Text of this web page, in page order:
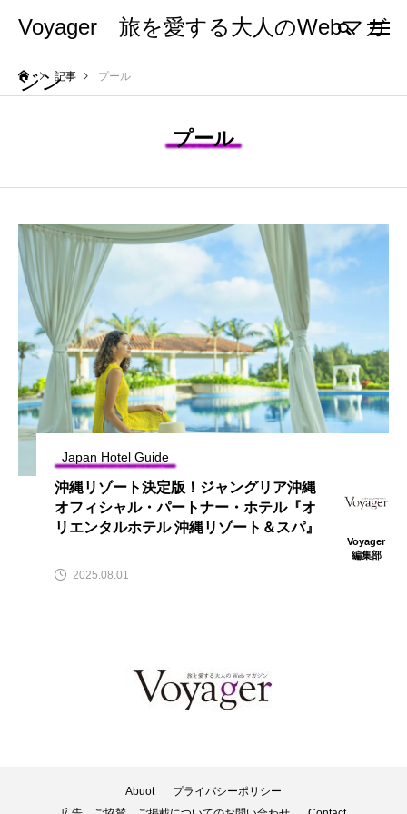
Voyager 旅を愛する大人のWebマガ
ジン記事 プール
プール
Japan Hotel Guide
沖縄リゾート決定版！ジャングリア沖縄
オフィシャル・パートナー・ホテル『オ
リエンタルホテル 沖縄リゾート＆スパ』
Voyager
編集部
2025.08.01
Abuot
プライバシーポリシー